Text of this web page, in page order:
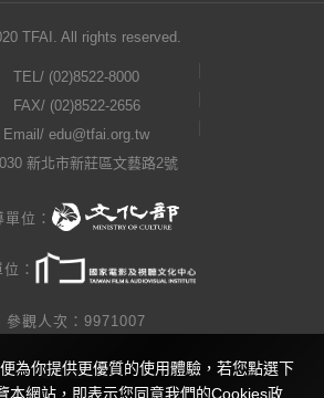
TFAI. All rights reserved.
TEL/ (02)8522-8000
FAX/ (02)8522-2656
Email/ edu@tfai.org.tw
新北市新莊區文藝路2號
位：
：
參觀人次：9971007
隱私權公告
為你提供更優質的使用體驗，若您點選下
本網站，即表示您同意我們的Cookies政